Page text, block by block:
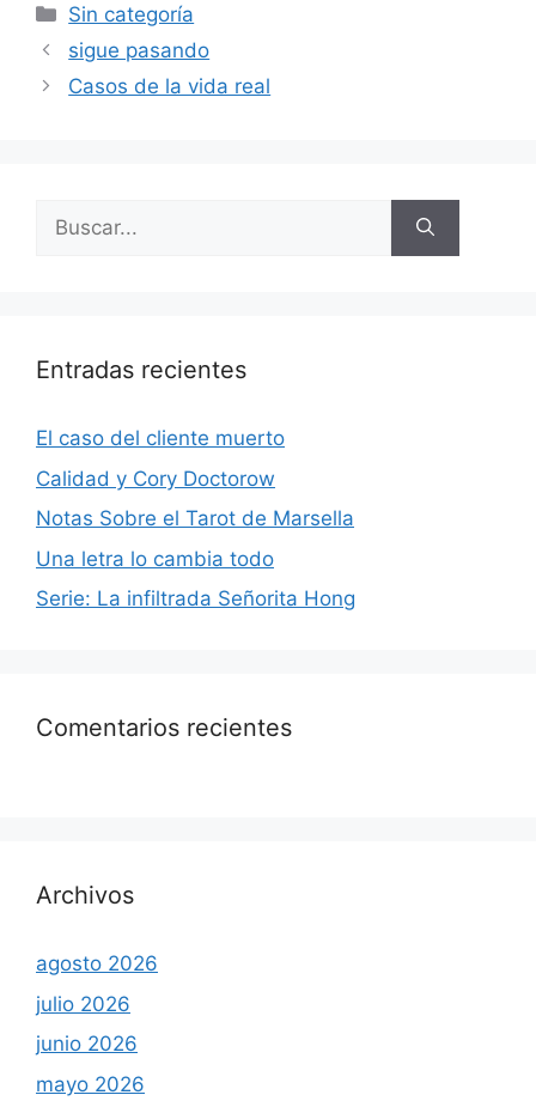
Categorías
Sin categoría
sigue pasando
Casos de la vida real
Buscar:
Entradas recientes
El caso del cliente muerto
Calidad y Cory Doctorow
Notas Sobre el Tarot de Marsella
Una letra lo cambia todo
Serie: La infiltrada Señorita Hong
Comentarios recientes
Archivos
agosto 2026
julio 2026
junio 2026
mayo 2026